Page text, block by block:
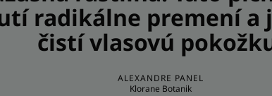
radikálne premení a
čistí vlasovú
ALEXANDRE PANEL
Klorane Botanik